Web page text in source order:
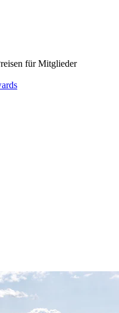
für Mitglieder